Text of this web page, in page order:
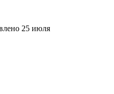
25 июля